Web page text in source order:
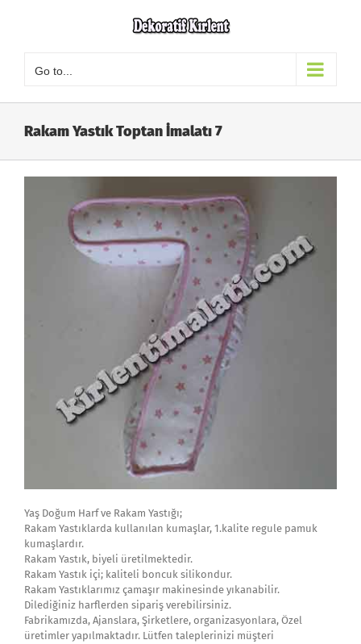
Go to...
Rakam Yastık Toptan İmalatı 7
Yaş Doğum Harf ve Rakam Yastığı;
Rakam Yastıklarda kullanılan kumaşlar, 1.kalite regule pamuk
kumaşlardır.
Rakam Yastık, biyeli üretilmektedir.
Rakam Yastık içi; kaliteli boncuk silikondur.
Rakam Yastıklarımız çamaşır makinesinde yıkanabilir.
Dilediğiniz harflerden sipariş verebilirsiniz.
Fabrikamızda, Ajanslara, Şirketlere, organizasyonlara, Özel
üretimler yapılmaktadır. Lütfen taleplerinizi müşteri